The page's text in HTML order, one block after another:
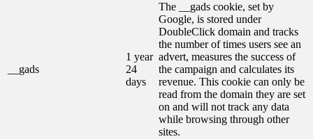
__gads
1 year
24
days
The __gads cookie, set by
Google, is stored under
DoubleClick domain and tracks
the number of times users see an
advert, measures the success of
the campaign and calculates its
revenue. This cookie can only be
read from the domain they are set
on and will not track any data
while browsing through other
sites.